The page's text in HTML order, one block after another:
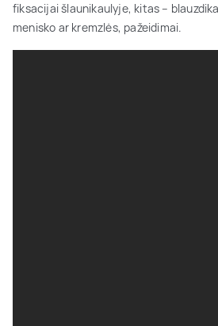
fiksacijai šlaunikaulyje, kitas –
menisko ar kremzlės, pažeidimai.